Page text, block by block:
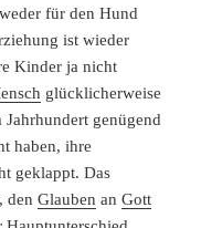
für den Hund
ist wieder
Kinder ja nicht
glücklicherweise
genügend
haben, ihre
geklappt. Das
denGlauben anGott